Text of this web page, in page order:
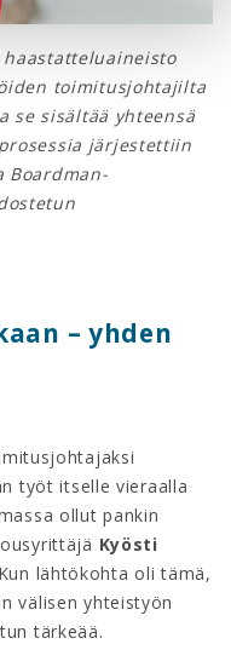
haastatteluaineisto
toimitusjohtajilta
se sisältää yhteensä
järjestettiin
Boardman-
– yhden
työt itselle vieraalla
ollut pankin
Kyösti
lähtökohta oli tämä,
välisen yhteistyön
tärkeää.